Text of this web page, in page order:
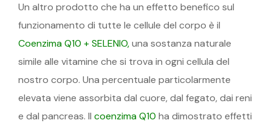
Un altro prodotto che ha un effetto benefico sul
funzionamento di tutte le cellule del corpo è il
Coenzima Q10 + SELENIO,una sostanza naturale
simile alle vitamine che si trova in ogni cellula del
nostro corpo. Una percentuale particolarmente
elevata viene assorbita dal cuore, dal fegato, dai reni
e dal pancreas. Il coenzima Q10 ha dimostrato effetti